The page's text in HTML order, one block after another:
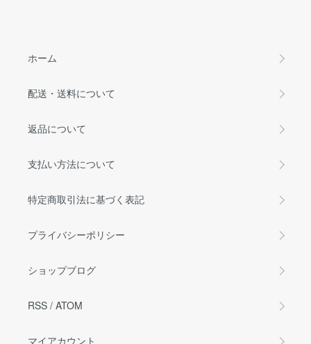
ホーム
配送・送料について
返品について
支払い方法について
特定商取引法に基づく表記
プライバシーポリシー
ショップブログ
RSS / ATOM
マイアカウント